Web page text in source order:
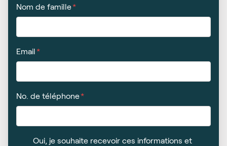
Nom de famille
Email
No. de téléphone
Oui, je souhaite recevoir ces informations et